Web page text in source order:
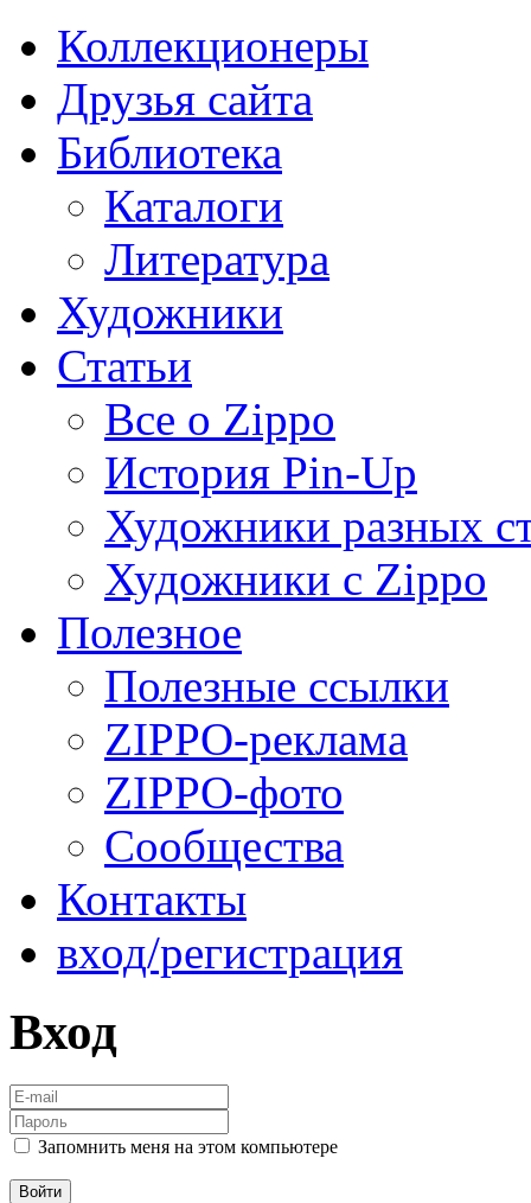
Коллекционеры
Друзья сайта
Библиотека
Каталоги
Литература
Художники
Статьи
Все о Zippo
История Pin-Up
Художники разных
Художники с Zippo
Полезное
Полезные ссылки
ZIPPO-реклама
ZIPPO-фото
Сообщества
Контакты
вход/регистрация
Вход
Запомнить меня на этом компьютере